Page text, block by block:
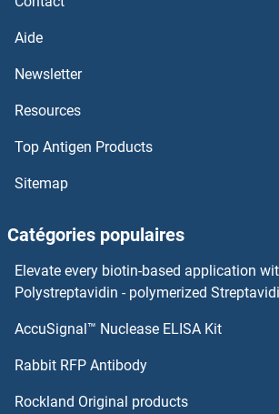
NTSR2 Kits ELISA
NTSR1 Kits ELISA
NT5C3L Kits ELISA
NUDT1 Kits ELISA
NUDT5 Kits ELISA
Aide
Newsletter
Resources
Top Antigen Products
Sitemap
Catégories populaires
Elevate every biotin-based application
Polystreptavidin - polymerized
AccuSignal™ Nuclease ELISA Kit
Rabbit RFP Antibody
Rockland Original products